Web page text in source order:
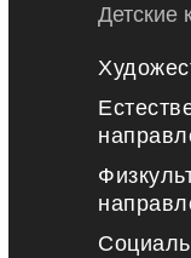
Детские